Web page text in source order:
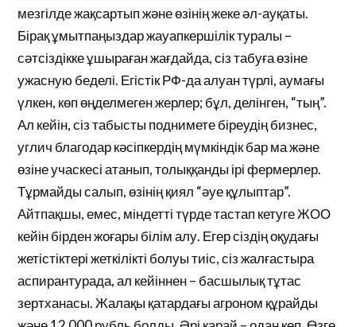
мезгілде жақсартып және өзінің жеке әл-ауқаты.
Бірақ ұмытпаңыздар жауапкершілік туралы –
сәтсіздікке ұшыраған жағдайда, сіз табуға өзіне
ужасную беделі. Егістік РФ-да алуан түрлі, аумағы
үлкен, көп өңделмеген жерлер; бұл, делінген, “тың”.
Ал кейін, сіз табысты поднимете біреудің бизнес,
углич благодар кәсіпкердің мүмкіндік бар ма және
өзіне учаскесі атанып, толыққанды ірі фермерлер.
Тұрмайды салып, өзінің қиял “әуе құлыптар”.
Айтпақшы, емес, міндетті түрде тастап кетуге ЖОО
кейін бірден жоғары білім алу. Егер сіздің оқудағы
жетістіктері жеткілікті болуы тиіс, сіз жалғастыра
аспирантурада, ал кейіннен – басшылық тұтас
зертханасы. Жалақы қатардағы агроном құрайды